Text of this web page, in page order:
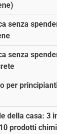
senza
senza
per
della casa: 3
prodotti